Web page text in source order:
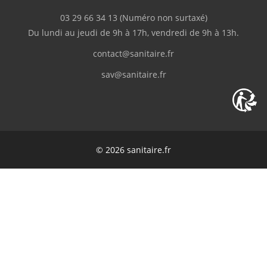
03 29 66 34 13 (Numéro non surtaxé)
Du lundi au jeudi de 9h à 17h, vendredi de 9h à 13h.
contact@sanitaire.fr
sav@sanitaire.fr
© 2026 sanitaire.fr